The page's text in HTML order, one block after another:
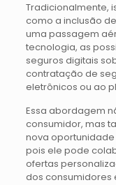
Tradicionalmente,
como a inclusão
uma passagem
tecnologia, as
seguros digitais
contratação de
eletrônicos ou ao
Essa abordagem
consumidor, mas
nova
pois ele pode
ofertas
dos consumidores